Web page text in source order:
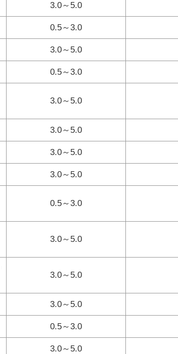
3.0～5.0
0.5～3.0
3.0～5.0
0.5～3.0
3.0～5.0
3.0～5.0
3.0～5.0
3.0～5.0
0.5～3.0
3.0～5.0
3.0～5.0
3.0～5.0
0.5～3.0
3.0～5.0